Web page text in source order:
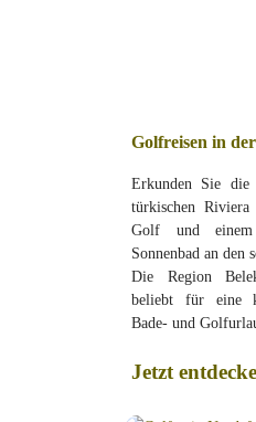
Golfreisen in
Erkunden Sie die
türkischen
Golf und einem
Sonnenbad an den
Die Region
beliebt für eine
Bade- und
Jetzt